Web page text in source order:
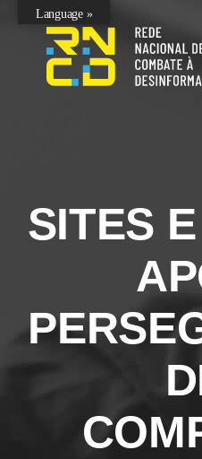
SITES
Language »